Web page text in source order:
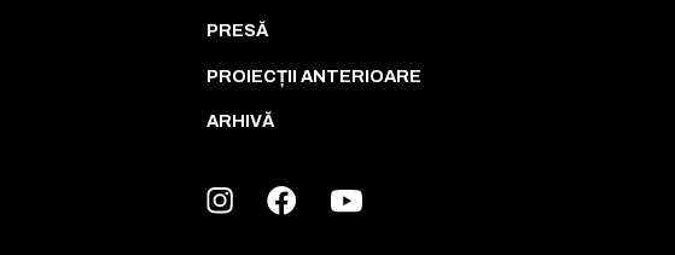
PRESĂ
PROIECȚII ANTERIOARE
ARHIVĂ